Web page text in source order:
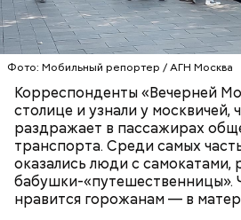
Фото: Мобильный репортер / АГН Москва
Корреспонденты «Вечерней
столице и узнали у москвичей,
раздражает в пассажирах
транспорта. Среди самых
оказались люди с самокатами,
бабушки-«путешественницы».
нравится горожанам — в
ТРАНСПОРТ ПАССАЖИРЫ